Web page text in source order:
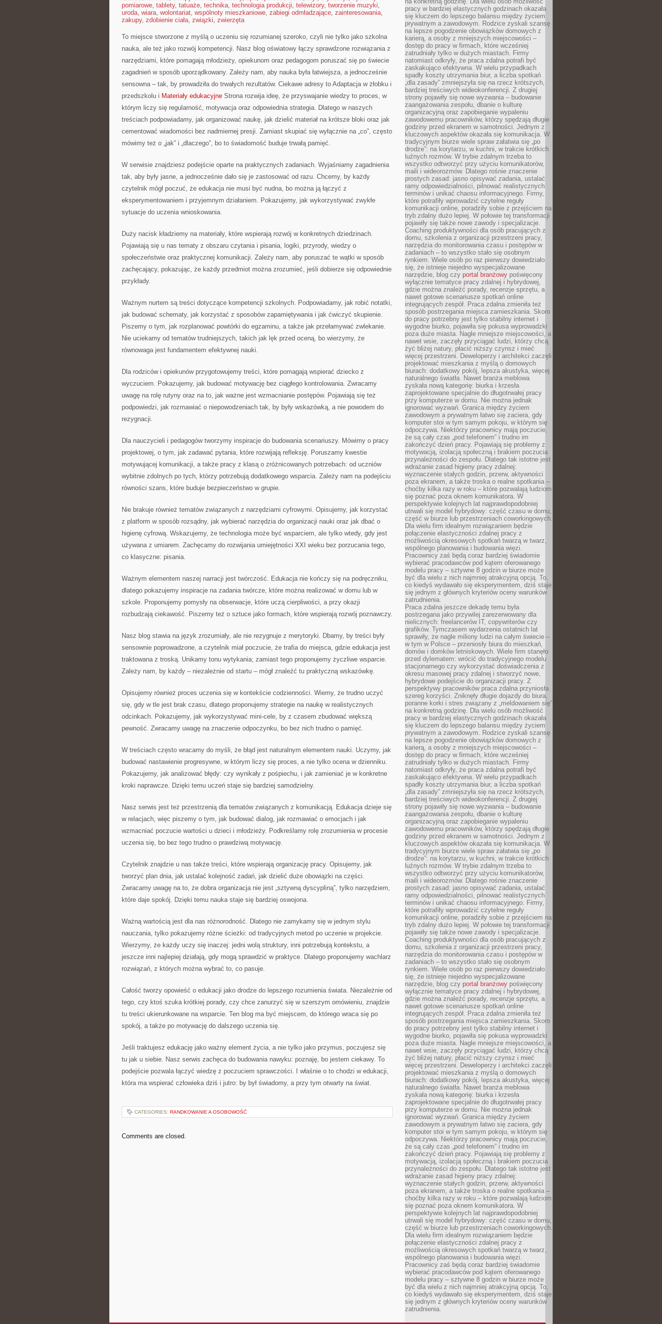
pomiarowe, tablety, tatuaże, technika, technologia produkcji, telewizory, tworzenie muzyki,
uroda, wiara, wolontariat, wspólnoty mieszkaniowe, zabiegi odmładzające, zainteresowania,
zakupy, zdobienie ciała, związki, zwierzęta
To miejsce stworzone z myślą o uczeniu się rozumianej szeroko, czyli nie tylko jako szkolna
nauka, ale też jako rozwój kompetencji. Nasz blog oświatowy łączy sprawdzone rozwiązania z
narzędziami, które pomagają młodzieży, opiekunom oraz pedagogom poruszać się po świecie
zagadnień w sposób uporządkowany. Zależy nam, aby nauka była łatwiejsza, a jednocześnie
sensowna – tak, by prowadziła do trwałych rezultatów. Ciekawe adresy to Adaptacja w żłobku i
przedszkolu i Materiały edukacyjne Strona rozwija ideę, że przyswajanie wiedzy to proces, w
którym liczy się regularność, motywacja oraz odpowiednia strategia. Dlatego w naszych
treściach podpowiadamy, jak organizować naukę, jak dzielić materiał na krótsze bloki oraz jak
cementować wiadomości bez nadmiernej presji. Zamiast skupiać się wyłącznie na „co”, często
mówimy też o „jak” i „dlaczego”, bo to świadomość buduje trwałą pamięć.
W serwisie znajdziesz podejście oparte na praktycznych zadaniach. Wyjaśniamy zagadnienia
tak, aby były jasne, a jednocześnie dało się je zastosować od razu. Chcemy, by każdy
czytelnik mógł poczuć, że edukacja nie musi być nudna, bo można ją łączyć z
eksperymentowaniem i przyjemnym działaniem. Pokazujemy, jak wykorzystywać zwykłe
sytuacje do uczenia wnioskowania.
Duży nacisk kładziemy na materiały, które wspierają rozwój w konkretnych dziedzinach.
Pojawiają się u nas tematy z obszaru czytania i pisania, logiki, przyrody, wiedzy o
społeczeństwie oraz praktycznej komunikacji. Zależy nam, aby poruszać te wątki w sposób
zachęcający, pokazując, że każdy przedmiot można zrozumieć, jeśli dobierze się odpowiednie
przykłady.
Ważnym nurtem są treści dotyczące kompetencji szkolnych. Podpowiadamy, jak robić notatki,
jak budować schematy, jak korzystać z sposobów zapamiętywania i jak ćwiczyć skupienie.
Piszemy o tym, jak rozplanować powtórki do egzaminu, a także jak przełamywać zwlekanie.
Nie uciekamy od tematów trudniejszych, takich jak lęk przed oceną, bo wierzymy, że
równowaga jest fundamentem efektywnej nauki.
Dla rodziców i opiekunów przygotowujemy treści, które pomagają wspierać dziecko z
wyczuciem. Pokazujemy, jak budować motywację bez ciągłego kontrolowania. Zwracamy
uwagę na rolę rutyny oraz na to, jak ważne jest wzmacnianie postępów. Pojawiają się też
podpowiedzi, jak rozmawiać o niepowodzeniach tak, by były wskazówką, a nie powodem do
rezygnacji.
Dla nauczycieli i pedagogów tworzymy inspiracje do budowania scenariuszy. Mówimy o pracy
projektowej, o tym, jak zadawać pytania, które rozwijają refleksję. Poruszamy kwestie
motywującej komunikacji, a także pracy z klasą o zróżnicowanych potrzebach: od uczniów
wybitnie zdolnych po tych, którzy potrzebują dodatkowego wsparcia. Zależy nam na podejściu
równości szans, które buduje bezpieczeństwo w grupie.
Nie brakuje również tematów związanych z narzędziami cyfrowymi. Opisujemy, jak korzystać
z platform w sposób rozsądny, jak wybierać narzędzia do organizacji nauki oraz jak dbać o
higienę cyfrową. Wskazujemy, że technologia może być wsparciem, ale tylko wtedy, gdy jest
używana z umiarem. Zachęcamy do rozwijania umiejętności XXI wieku bez porzucania tego,
co klasyczne: pisania.
Ważnym elementem naszej narracji jest twórczość. Edukacja nie kończy się na podręczniku,
dlatego pokazujemy inspiracje na zadania twórcze, które można realizować w domu lub w
szkole. Proponujemy pomysły na obserwacje, które uczą cierpliwości, a przy okazji
rozbudzają ciekawość. Piszemy też o sztuce jako formach, które wspierają rozwój poznawczy.
Nasz blog stawia na język zrozumiały, ale nie rezygnuje z merytoryki. Dbamy, by treści były
sensownie poprowadzone, a czytelnik miał poczucie, że trafia do miejsca, gdzie edukacja jest
traktowana z troską. Unikamy tonu wytykania; zamiast tego proponujemy życzliwe wsparcie.
Zależy nam, by każdy – niezależnie od startu – mógł znaleźć tu praktyczną wskazówkę.
Opisujemy również proces uczenia się w kontekście codzienności. Wiemy, że trudno uczyć
się, gdy w tle jest brak czasu, dlatego proponujemy strategie na naukę w realistycznych
odcinkach. Pokazujemy, jak wykorzystywać mini-cele, by z czasem zbudować większą
pewność. Zwracamy uwagę na znaczenie odpoczynku, bo bez nich trudno o pamięć.
W treściach często wracamy do myśli, że błąd jest naturalnym elementem nauki. Uczymy, jak
budować nastawienie progresywne, w którym liczy się proces, a nie tylko ocena w dzienniku.
Pokazujemy, jak analizować błędy: czy wynikały z pośpiechu, i jak zamieniać je w konkretne
kroki naprawcze. Dzięki temu uczeń staje się bardziej samodzielny.
Nasz serwis jest też przestrzenią dla tematów związanych z komunikacją. Edukacja dzieje się
w relacjach, więc piszemy o tym, jak budować dialog, jak rozmawiać o emocjach i jak
wzmacniać poczucie wartości u dzieci i młodzieży. Podkreślamy rolę zrozumienia w procesie
uczenia się, bo bez tego trudno o prawdziwą motywację.
Czytelnik znajdzie u nas także treści, które wspierają organizację pracy. Opisujemy, jak
tworzyć plan dnia, jak ustalać kolejność zadań, jak dzielić duże obowiązki na części.
Zwracamy uwagę na to, że dobra organizacja nie jest „sztywną dyscypliną”, tylko narzędziem,
które daje spokój. Dzięki temu nauka staje się bardziej oswojona.
Ważną wartością jest dla nas różnorodność. Dlatego nie zamykamy się w jednym stylu
nauczania, tylko pokazujemy różne ścieżki: od tradycyjnych metod po uczenie w projekcie.
Wierzymy, że każdy uczy się inaczej: jedni wolą struktury, inni potrzebują kontekstu, a
jeszcze inni najlepiej działają, gdy mogą sprawdzić w praktyce. Dlatego proponujemy wachlarz
rozwiązań, z których można wybrać to, co pasuje.
Całość tworzy opowieść o edukacji jako drodze do lepszego rozumienia świata. Niezależnie od
tego, czy ktoś szuka krótkiej porady, czy chce zanurzyć się w szerszym omówieniu, znajdzie
tu treści ukierunkowane na wsparcie. Ten blog ma być miejscem, do którego wraca się po
spokój, a także po motywację do dalszego uczenia się.
Jeśli traktujesz edukację jako ważny element życia, a nie tylko jako przymus, poczujesz się
tu jak u siebie. Nasz serwis zachęca do budowania nawyku: poznaję, bo jestem ciekawy. To
podejście pozwala łączyć wiedzę z poczuciem sprawczości. I właśnie o to chodzi w edukacji,
która ma wspierać człowieka dziś i jutro: by był świadomy, a przy tym otwarty na świat.
CATEGORIES: RANDKOWANIE A OSOBOWOŚĆ
Comments are closed.
pracy w bardziej elastycznych godzinach okazała
się kluczem do lepszego balansu między życiem
prywatnym a zawodowym. Rodzice zyskali szansę
na lepsze pogodzenie obowiązków domowych z
karierą, a osoby z mniejszych miejscowości –
dostęp do pracy w firmach, które wcześniej
zatrudniały tylko w dużych miastach. Firmy
natomiast odkryły, że praca zdalna potrafi być
zaskakująco efektywna. W wielu przypadkach
spadły koszty utrzymania biur, a liczba spotkań
„dla zasady” zmniejszyła się na rzecz krótszych,
bardziej treściwych wideokonferencji. Z drugiej
strony pojawiły się nowe wyzwania – budowanie
zaangażowania zespołu, dbanie o kulturę
organizacyjną oraz zapobieganie wypaleniu
zawodowemu pracowników, którzy spędzają długie
godziny przed ekranem w samotności. Jednym z
kluczowych aspektów okazała się komunikacja. W
tradycyjnym biurze wiele spraw załatwia się „po
drodze”: na korytarzu, w kuchni, w trakcie krótkich
luźnych rozmów. W trybie zdalnym trzeba to
wszystko odtworzyć przy użyciu komunikatorów,
maili i wideorozmów. Dlatego rośnie znaczenie
prostych zasad: jasno opisywać zadania, ustalać
ramy odpowiedzialności, pilnować realistycznych
terminów i unikać chaosu informacyjnego. Firmy,
które potrafiły wprowadzić czytelne reguły
komunikacji online, poradziły sobie z przejściem na
tryb zdalny dużo lepiej. W połowie tej transformacji
pojawiły się także nowe zawody i specjalizacje.
Coaching produktywności dla osób pracujących z
domu, szkolenia z organizacji przestrzeni pracy,
narzędzia do monitorowania czasu i postępów w
zadaniach – to wszystko stało się osobnym
rynkiem. Wiele osób po raz pierwszy dowiedziało
się, że istnieje niejedno wyspecjalizowane
narzędzie, blog czy portal branżowy poświęcony
wyłącznie tematyce pracy zdalnej i hybrydowej,
gdzie można znaleźć porady, recenzje sprzętu, a
nawet gotowe scenariusze spotkań online
integrujących zespół. Praca zdalna zmieniła też
sposób postrzegania miejsca zamieszkania. Skoro
do pracy potrzebny jest tylko stabilny internet i
wygodne biurko, pojawiła się pokusa wyprowadzki
poza duże miasta. Nagle mniejsze miejscowości, a
nawet wsie, zaczęły przyciągać ludzi, którzy chcą
żyć bliżej natury, płacić niższy czynsz i mieć
więcej przestrzeni. Deweloperzy i architekci zaczęli
projektować mieszkania z myślą o domowych
biurach: dodatkowy pokój, lepsza akustyka, więcej
naturalnego światła. Nawet branża meblowa
zyskała nową kategorię: biurka i krzesła
zaprojektowane specjalnie do długotrwałej pracy
przy komputerze w domu. Nie można jednak
ignorować wyzwań. Granica między życiem
zawodowym a prywatnym łatwo się zaciera, gdy
komputer stoi w tym samym pokoju, w którym się
odpoczywa. Niektórzy pracownicy mają poczucie,
że są cały czas „pod telefonem” i trudno im
zakończyć dzień pracy. Pojawiają się problemy z
motywacją, izolacją społeczną i brakiem poczucia
przynależności do zespołu. Dlatego tak istotne jest
wdrażanie zasad higieny pracy zdalnej:
wyznaczenie stałych godzin, przerw, aktywności
poza ekranem, a także troska o realne spotkania –
choćby kilka razy w roku – które pozwalają ludziom
się poznać poza oknem komunikatora. W
perspektywie kolejnych lat najprawdopodobniej
utrwali się model hybrydowy: część czasu w domu,
część w biurze lub przestrzeniach coworkingowych.
Dla wielu firm idealnym rozwiązaniem będzie
połączenie elastyczności zdalnej pracy z
możliwością okresowych spotkań twarzą w twarz,
wspólnego planowania i budowania więzi.
Pracownicy zaś będą coraz bardziej świadomie
wybierać pracodawców pod kątem oferowanego
modelu pracy – sztywne 8 godzin w biurze może
być dla wielu z nich najmniej atrakcyjną opcją. To,
co kiedyś wydawało się eksperymentem, dziś staje
się jednym z głównych kryteriów oceny warunków
zatrudnienia.
Praca zdalna jeszcze dekadę temu była
postrzegana jako przywilej zarezerwowany dla
nielicznych: freelancerów IT, copywriterów czy
grafików. Tymczasem wydarzenia ostatnich lat
sprawiły, że nagle miliony ludzi na całym świecie –
w tym w Polsce – przeniosły biura do mieszkań,
domów i domków letniskowych. Wiele firm stanęło
przed dylematem: wrócić do tradycyjnego modelu
stacjonarnego czy wykorzystać doświadczenia z
okresu masowej pracy zdalnej i stworzyć nowe,
hybrydowe podejście do organizacji pracy. Z
perspektywy pracowników praca zdalna przyniosła
szereg korzyści. Zniknęły długie dojazdy do biura,
poranne korki i stres związany z „meldowaniem się”
na konkretną godzinę. Dla wielu osób możliwość
pracy w bardziej elastycznych godzinach okazała
się kluczem do lepszego balansu między życiem
prywatnym a zawodowym. Rodzice zyskali szansę
na lepsze pogodzenie obowiązków domowych z
karierą, a osoby z mniejszych miejscowości –
dostęp do pracy w firmach, które wcześniej
zatrudniały tylko w dużych miastach. Firmy
natomiast odkryły, że praca zdalna potrafi być
zaskakująco efektywna. W wielu przypadkach
spadły koszty utrzymania biur, a liczba spotkań
„dla zasady” zmniejszyła się na rzecz krótszych,
bardziej treściwych wideokonferencji. Z drugiej
strony pojawiły się nowe wyzwania – budowanie
zaangażowania zespołu, dbanie o kulturę
organizacyjną oraz zapobieganie wypaleniu
zawodowemu pracowników, którzy spędzają długie
godziny przed ekranem w samotności. Jednym z
kluczowych aspektów okazała się komunikacja. W
tradycyjnym biurze wiele spraw załatwia się „po
drodze”: na korytarzu, w kuchni, w trakcie krótkich
luźnych rozmów. W trybie zdalnym trzeba to
wszystko odtworzyć przy użyciu komunikatorów,
maili i wideorozmów. Dlatego rośnie znaczenie
prostych zasad: jasno opisywać zadania, ustalać
ramy odpowiedzialności, pilnować realistycznych
terminów i unikać chaosu informacyjnego. Firmy,
które potrafiły wprowadzić czytelne reguły
komunikacji online, poradziły sobie z przejściem na
tryb zdalny dużo lepiej. W połowie tej transformacji
pojawiły się także nowe zawody i specjalizacje.
Coaching produktywności dla osób pracujących z
domu, szkolenia z organizacji przestrzeni pracy,
narzędzia do monitorowania czasu i postępów w
zadaniach – to wszystko stało się osobnym
rynkiem. Wiele osób po raz pierwszy dowiedziało
się, że istnieje niejedno wyspecjalizowane
narzędzie, blog czy portal branżowy poświęcony
wyłącznie tematyce pracy zdalnej i hybrydowej,
gdzie można znaleźć porady, recenzje sprzętu, a
nawet gotowe scenariusze spotkań online
integrujących zespół. Praca zdalna zmieniła też
sposób postrzegania miejsca zamieszkania. Skoro
do pracy potrzebny jest tylko stabilny internet i
wygodne biurko, pojawiła się pokusa wyprowadzki
poza duże miasta. Nagle mniejsze miejscowości, a
nawet wsie, zaczęły przyciągać ludzi, którzy chcą
żyć bliżej natury, płacić niższy czynsz i mieć
więcej przestrzeni. Deweloperzy i architekci zaczęli
projektować mieszkania z myślą o domowych
biurach: dodatkowy pokój, lepsza akustyka, więcej
naturalnego światła. Nawet branża meblowa
zyskała nową kategorię: biurka i krzesła
zaprojektowane specjalnie do długotrwałej pracy
przy komputerze w domu. Nie można jednak
ignorować wyzwań. Granica między życiem
zawodowym a prywatnym łatwo się zaciera, gdy
komputer stoi w tym samym pokoju, w którym się
odpoczywa. Niektórzy pracownicy mają poczucie,
że są cały czas „pod telefonem” i trudno im
zakończyć dzień pracy. Pojawiają się problemy z
motywacją, izolacją społeczną i brakiem poczucia
przynależności do zespołu. Dlatego tak istotne jest
wdrażanie zasad higieny pracy zdalnej:
wyznaczenie stałych godzin, przerw, aktywności
poza ekranem, a także troska o realne spotkania –
choćby kilka razy w roku – które pozwalają ludziom
się poznać poza oknem komunikatora. W
perspektywie kolejnych lat najprawdopodobniej
utrwali się model hybrydowy: część czasu w domu,
część w biurze lub przestrzeniach coworkingowych.
Dla wielu firm idealnym rozwiązaniem będzie
połączenie elastyczności zdalnej pracy z
możliwością okresowych spotkań twarzą w twarz,
wspólnego planowania i budowania więzi.
Pracownicy zaś będą coraz bardziej świadomie
wybierać pracodawców pod kątem oferowanego
modelu pracy – sztywne 8 godzin w biurze może
być dla wielu z nich najmniej atrakcyjną opcją. To,
co kiedyś wydawało się eksperymentem, dziś staje
się jednym z głównych kryteriów oceny warunków
zatrudnienia.